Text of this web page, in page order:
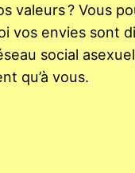
valeurs ? Vous
envies sont
social
qu’à vous.